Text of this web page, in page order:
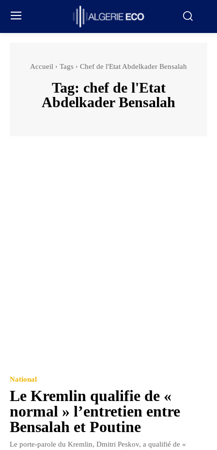
Accueil Tags Chef de l'Etat Abdelkader Bensalah
Tag: chef de l'Etat
Abdelkader Bensalah
National
Le Kremlin qualifie de «
normal » l’entretien entre
Bensalah et Poutine
Le porte-parole du Kremlin, Dmitri Peskov, a qualifié de «